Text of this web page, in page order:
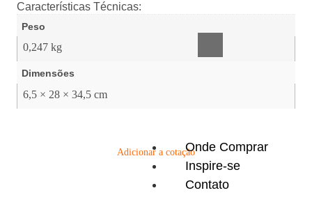
inteligentes
Onde Comprar
Inspire-se
Contato
Características Técnicas:
Peso
0,247 kg
Dimensões
6,5 × 28 × 34,5 cm
Adicionar a cotação